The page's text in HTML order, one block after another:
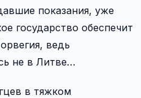
показания, уже
государство обеспечит
ведь
не в Литве…
в тяжком